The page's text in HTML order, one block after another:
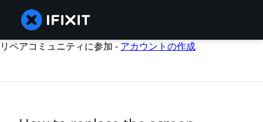
リペアコミュニティに参加 - アカウントの作成